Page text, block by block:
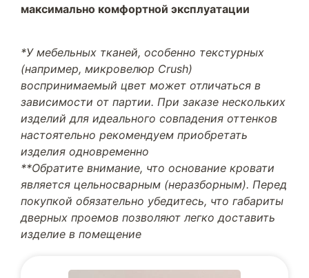
максимально комфортной эксплуатации
*У мебельных тканей, особенно текстурных
(например, микровелюр Crush)
воспринимаемый цвет может отличаться в
зависимости от партии. При заказе нескольких
изделий для идеального совпадения оттенков
настоятельно рекомендуем приобретать
изделия одновременно
**Обратите внимание, что основание кровати
является цельносварным (неразборным). Перед
покупкой обязательно убедитесь, что габариты
дверных проемов позволяют легко доставить
изделие в помещение